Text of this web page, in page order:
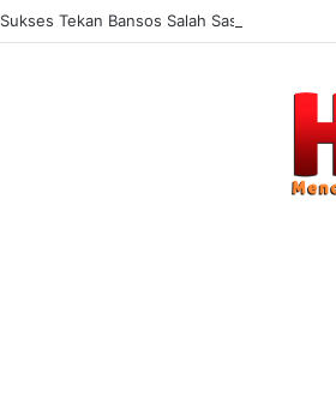
Sukses Tekan Bansos Salah Sasaran, Uji